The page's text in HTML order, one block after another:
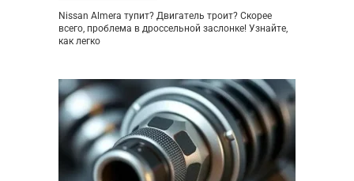
Nissan Almera тупит? Двигатель троит? Скорее
всего, проблема в дроссельной заслонке! Узнайте,
как легко